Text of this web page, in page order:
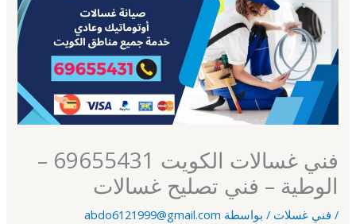
فني غسالات الكويت 69655431 –
الوطية – فني تصليح غسالات
/ فني غسلات / بواسطة abdo6121999@gmail.com